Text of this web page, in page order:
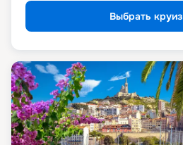
Выбрать круиз